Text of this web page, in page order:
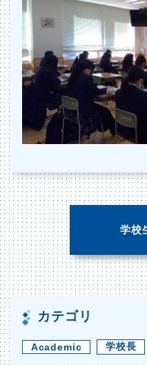
学校
カテゴリ
Academic 学校長